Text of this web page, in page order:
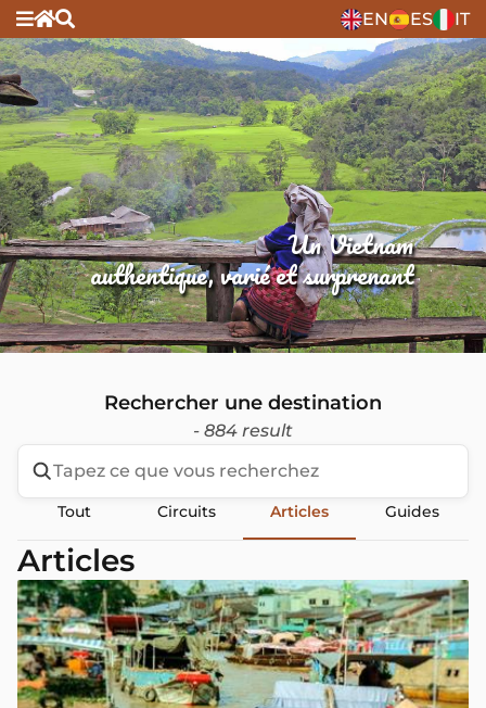
EN ES IT
Un Vietnam
authentique, varié et surprenant
Rechercher une destination
- 884 result
Tout Circuits Articles Guides
Articles